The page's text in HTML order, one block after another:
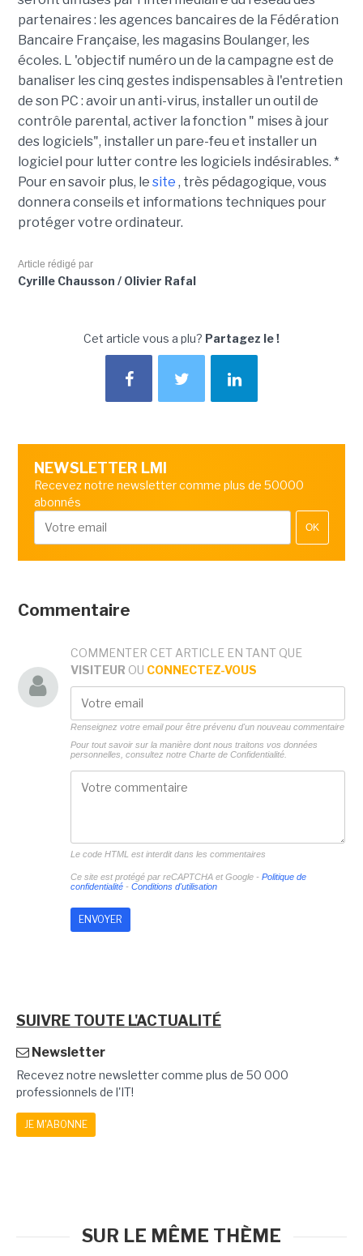
partenaires : les agences bancaires de la Fédération
Bancaire Française, les magasins Boulanger, les
écoles. L 'objectif numéro un de la campagne est de
banaliser les cinq gestes indispensables à l'entretien
de son PC : avoir un anti-virus, installer un outil de
contrôle parental, activer la fonction " mises à jour
des logiciels", installer un pare-feu et installer un
logiciel pour lutter contre les logiciels indésirables. *
Pour en savoir plus, le site , très pédagogique, vous
donnera conseils et informations techniques pour
protéger votre ordinateur.
Article rédigé par
Cyrille Chausson / Olivier Rafal
Cet article vous a plu? Partagez le !
NEWSLETTER LMI
Recevez notre newsletter comme plus de 50000
abonnés
OK
Commentaire
COMMENTER CET ARTICLE EN TANT QUE
VISITEUR OU CONNECTEZ-VOUS
Renseignez votre email pour être prévenu d'un nouveau commentaire
Pour tout savoir sur la manière dont nous traitons vos données
personnelles, consultez notre Charte de Confidentialité.
Le code HTML est interdit dans les commentaires
Ce site est protégé par reCAPTCHA et Google - Politique de
confidentialité- Conditions d'utilisation
SUIVRE TOUTE L'ACTUALITÉ
Newsletter
Recevez notre newsletter comme plus de 50 000
professionnels de l'IT!
JE M'ABONNE
SUR LE MÊME THÈME